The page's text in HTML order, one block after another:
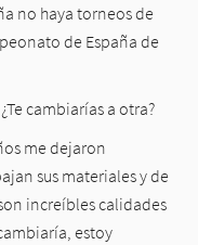
no haya torneos de
de España de
cambiarías a otra?
me dejaron
sus materiales y de
increíbles calidades
estoy